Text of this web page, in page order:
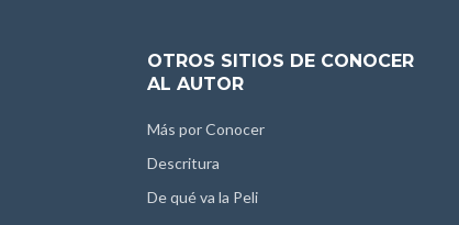
OTROS SITIOS DE CONOCER
AL AUTOR
Más por Conocer
Descritura
De qué va la Peli